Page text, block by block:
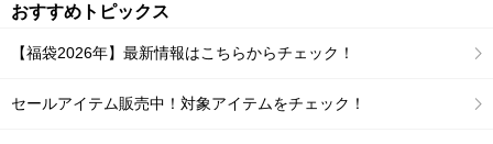
おすすめトピックス
【福袋2026年】最新情報はこちらからチェック！
セールアイテム販売中！対象アイテムをチェック！